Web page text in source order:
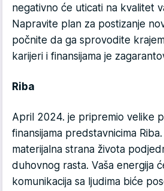
negativno će uticati na kvalitet
Napravite plan za postizanje
počnite da ga sprovodite
karijeri i finansijama je
Riba
April 2024. je pripremio velike
finansijama predstavnicima
materijalna strana života
duhovnog rasta. Vaša energija
komunikacija sa ljudima biće